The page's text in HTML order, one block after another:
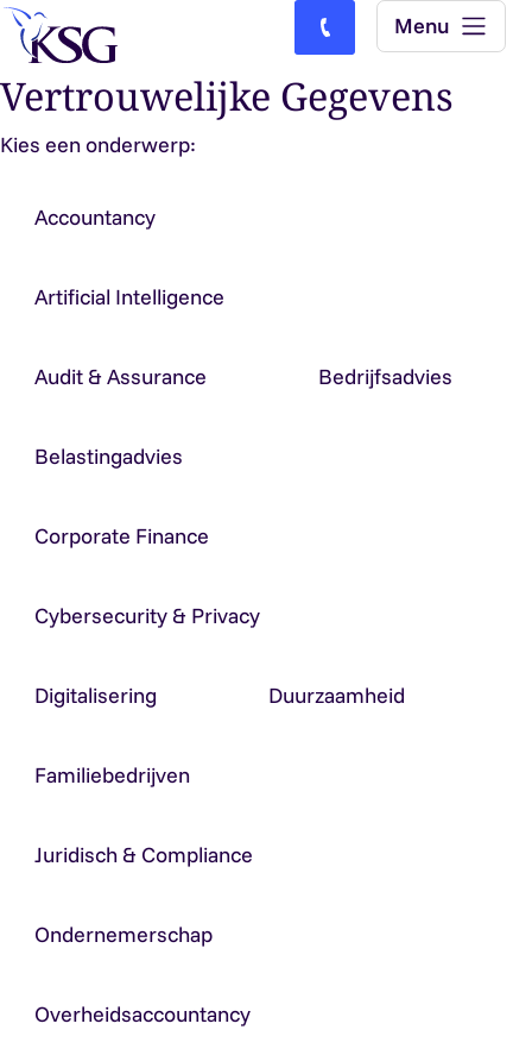
Skip to content
Bel ons: (0)77-4740000
Menu
Vertrouwelijke Gegevens
Kies een onderwerp:
Accountancy
Artificial Intelligence
Audit & Assurance Bedrijfsadvies
Belastingadvies
Corporate Finance
Cybersecurity & Privacy
Digitalisering Duurzaamheid
Familiebedrijven
Juridisch & Compliance
Ondernemerschap
Overheidsaccountancy